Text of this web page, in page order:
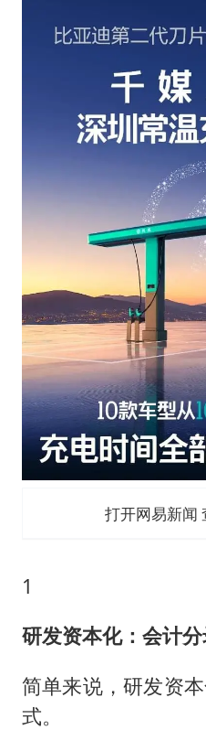
打开网易新闻
1
研发资本化：会计
简单来说，研发资
式。